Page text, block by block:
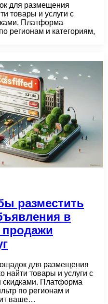
для размещения
товары и услуги с
Платформа
регионам и категориям,
разместить
в
продажи
для размещения
найти товары и услуги с
скидками. Платформа
по регионам и
ваше…